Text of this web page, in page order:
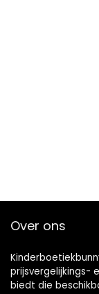
Over ons
prijsvergelijkings-
biedt die